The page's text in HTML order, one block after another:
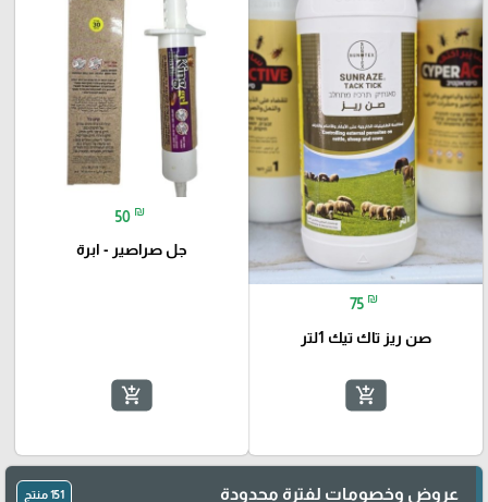
75 ₪
صن ريز تاك تيك 1لتر
add_shopping_cart
50 ₪
جل صراصير - ابرة
add_shopping_cart
عروض وخصومات لفترة محدودة 151 منتج